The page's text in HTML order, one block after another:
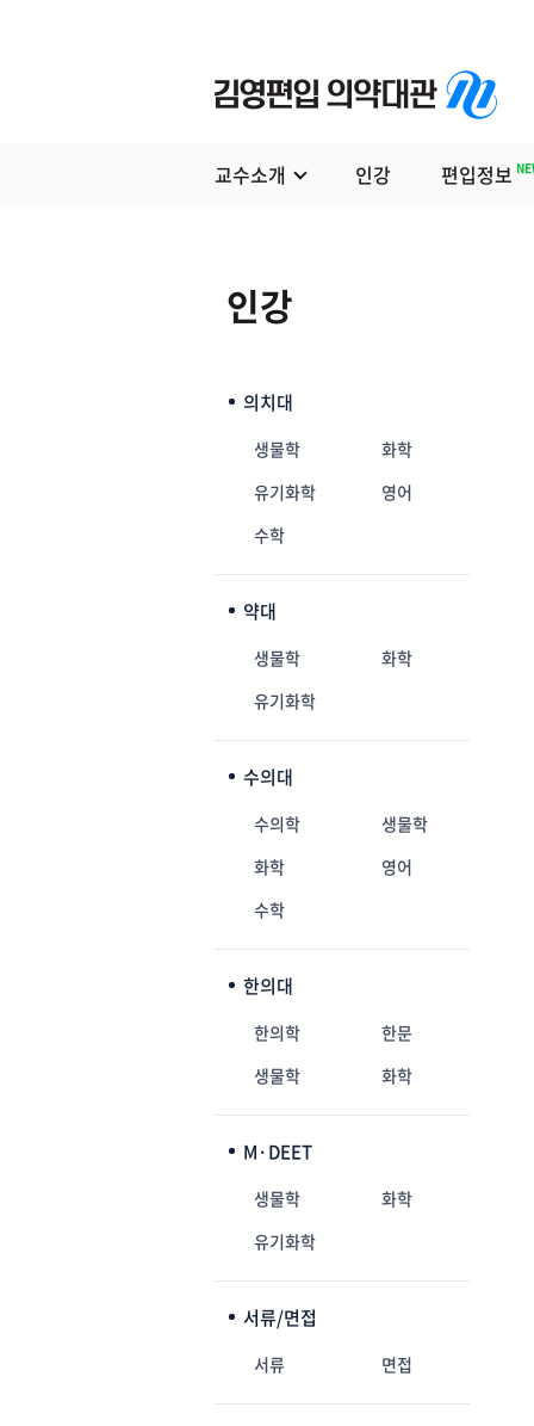
교수소개 인강 편입정보
인강
의치대
생물학
화학
유기화학
영어
수학
약대
생물학
화학
유기화학
수의대
수의학
생물학
화학
영어
수학
한의대
한의학
한문
생물학
화학
M·DEET
생물학
화학
유기화학
서류/면접
서류 면접